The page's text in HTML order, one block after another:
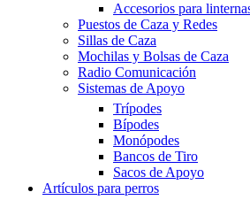
Accesorios para
Puestos de Caza y Redes
Sillas de Caza
Mochilas y Bolsas de Caza
Radio Comunicación
Sistemas de Apoyo
Trípodes
Bípodes
Monópodes
Bancos de Tiro
Sacos de Apoyo
Artículos para perros